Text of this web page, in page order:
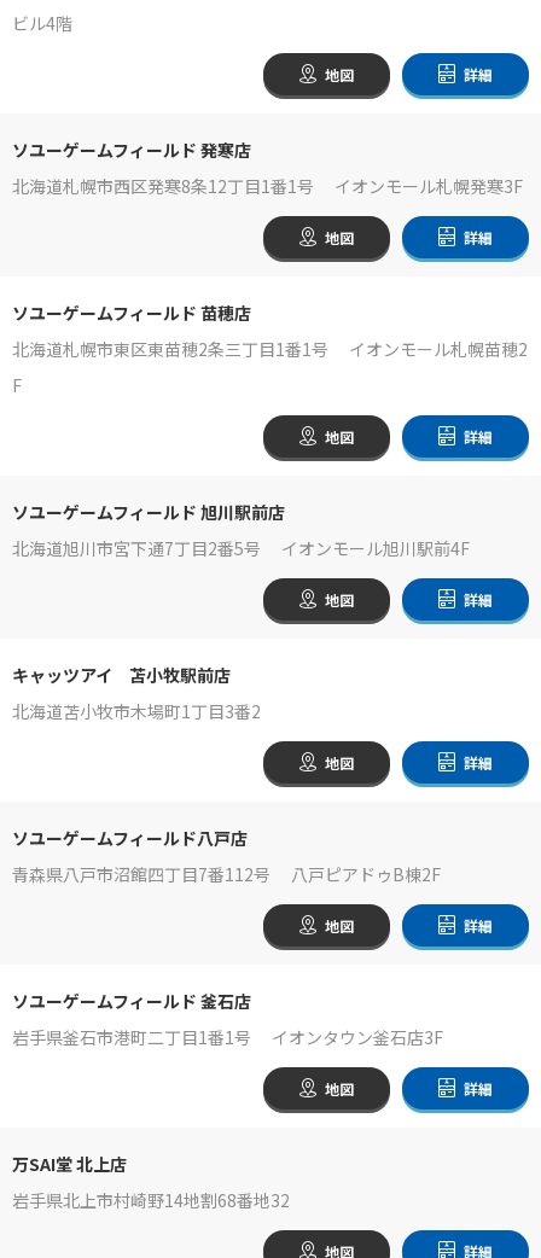
ビル4階
地図 詳細
ソユーゲームフィールド 発寒店
北海道札幌市西区発寒8条12丁目1番1号 イオンモール札幌発寒3F
地図 詳細
ソユーゲームフィールド 苗穂店
北海道札幌市東区東苗穂2条三丁目1番1号 イオンモール札幌苗穂2
F
地図 詳細
ソユーゲームフィールド 旭川駅前店
北海道旭川市宮下通7丁目2番5号 イオンモール旭川駅前4F
地図 詳細
キャッツアイ 苫小牧駅前店
北海道苫小牧市木場町1丁目3番2
地図 詳細
ソユーゲームフィールド八戸店
青森県八戸市沼館四丁目7番112号 八戸ピアドゥB棟2F
地図 詳細
ソユーゲームフィールド 釜石店
岩手県釜石市港町二丁目1番1号 イオンタウン釜石店3F
地図 詳細
万SAI堂 北上店
岩手県北上市村崎野14地割68番地32
地図 詳細